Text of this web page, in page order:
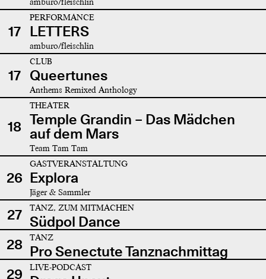
17
PERFORMANCE
LETTERS
amburo/fleischlin
17
CLUB
Queertunes
Anthems Remixed Anthology
18
THEATER
Temple Grandin – Das Mädchen
auf dem Mars
Team Tam Tam
26
GASTVERANSTALTUNG
Explora
Jäger & Sammler
27 TANZ, ZUM MITMACHEN
Südpol Dance
28
TANZ
Pro Senectute Tanznachmittag
29
LIVE-PODCAST